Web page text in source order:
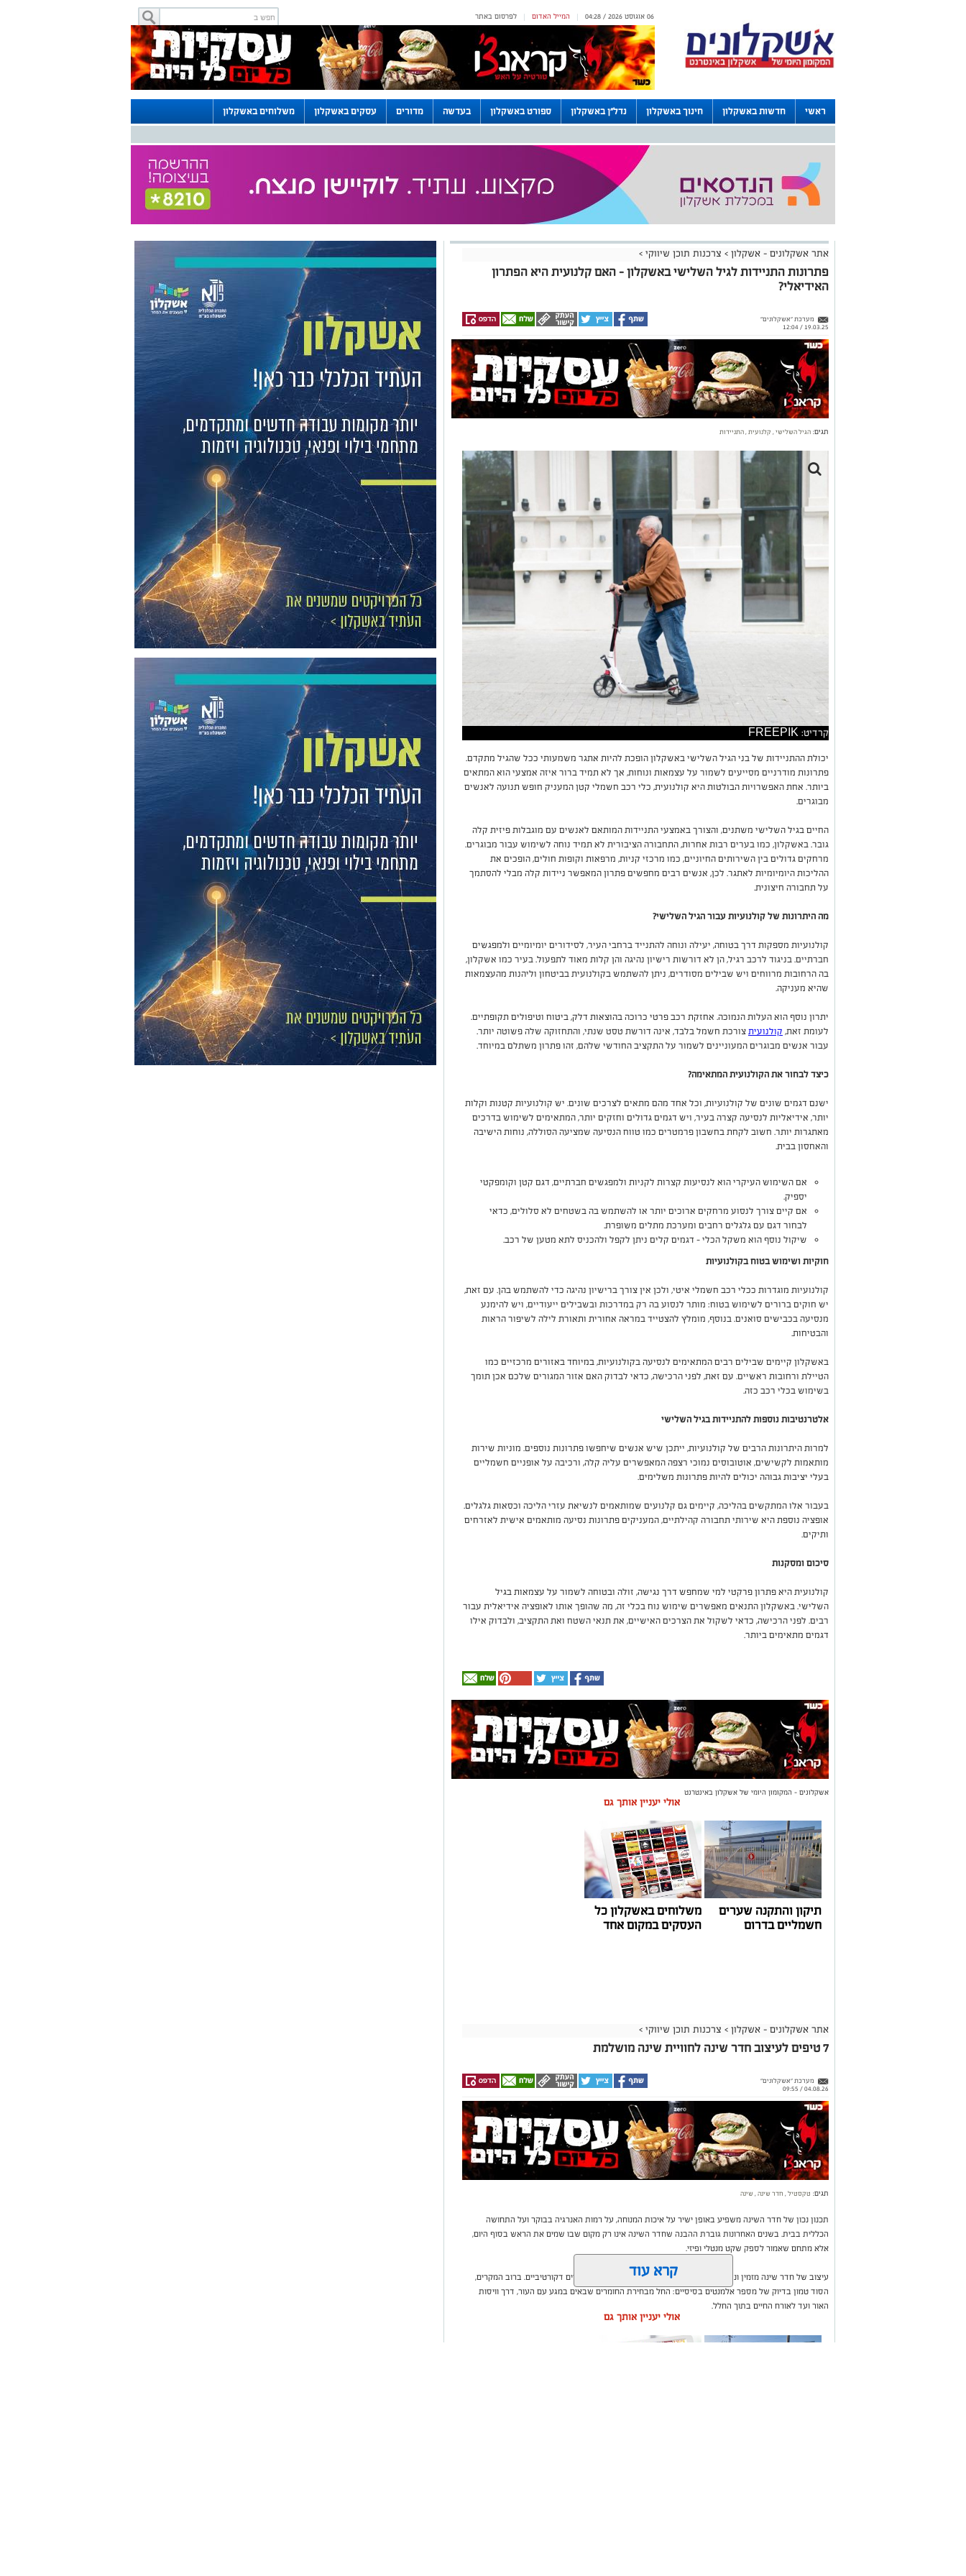
לפרסום באתר | המייל האדום | 06 אוגוסט 2026 / 04:28
ראשי חדשות באשקלון חינוך באשקלון נדל"ן באשקלון ספורט באשקלון בעדשה מדורים עסקים באשקלון משלוחים באשקלון
אתר אשקלונים - אשקלון > צרכנות תוכן שיווקי >
פתרונות התניידות לגיל השלישי באשקלון – האם קלנועית היא הפתרון
האידיאלי?
מערכת "אשקלונים"
19.03.25 / 12:04
תגים: הגיל השלישי, קלנועית,התניידות
קרדיט: FREEPIK
יכולת ההתניידות של בני הגיל השלישי באשקלון הופכת להיות אתגר משמעותי ככל שהגיל מתקדם.
פתרונות מודרניים מסייעים לשמור על עצמאות ונוחות, אך לא תמיד ברור איזה אמצעי הוא המתאים
ביותר. אחת האפשרויות הבולטות היא קולנועית, כלי רכב חשמלי קטן המעניק חופש תנועה לאנשים
מבוגרים.
החיים בגיל השלישי משתנים, והצורך באמצעי התניידות המותאם לאנשים עם מוגבלות פיזית קלה
גובר. באשקלון, כמו בערים רבות אחרות, התחבורה הציבורית לא תמיד נוחה לשימוש עבור מבוגרים.
מרחקים גדולים בין השירותים החיוניים, כמו מרכזי קניות, מרפאות וקופות חולים, הופכים את
ההליכות היומיומיות לאתגר. לכן, אנשים רבים מחפשים פתרון המאפשר ניידות קלה מבלי להסתמך
על תחבורה חיצונית.
מה היתרונות של קולנועיות עבור הגיל השלישי?
קולנועיות מספקות דרך בטוחה, יעילה ונוחה להתנייד ברחבי העיר, לסידורים יומיומיים ולמפגשים
חברתיים. בניגוד לרכב רגיל, הן לא דורשות רישיון נהיגה והן קלות מאוד לתפעול. בעיר כמו אשקלון,
בה הרחובות מרווחים ויש שבילים מסודרים, ניתן להשתמש בקולנועית בביטחון וליהנות מהעצמאות
שהיא מעניקה.
יתרון נוסף הוא העלות הנמוכה. אחזקת רכב פרטי כרוכה בהוצאות דלק, ביטוח וטיפולים תקופתיים.
לעומת זאת, קולנועיתצורכת חשמל בלבד, אינה דורשת טסט שנתי, והתחזוקה שלה פשוטה יותר.
עבור אנשים מבוגרים המעוניינים לשמור על התקציב החודשי שלהם, זהו פתרון משתלם במיוחד.
כיצד לבחור את הקולנועית המתאימה?
ישנם דגמים שונים של קולנועיות, וכל אחד מהם מתאים לצרכים שונים. יש קולנועיות קטנות וקלות
יותר, אידיאליות לנסיעה קצרה בעיר, ויש דגמים גדולים וחזקים יותר, המתאימים לשימוש בדרכים
מאתגרות יותר. חשוב לקחת בחשבון פרמטרים כמו טווח הנסיעה שמציעה הסוללה, נוחות הישיבה
והאחסון בבית.
אם השימוש העיקרי הוא לנסיעות קצרות לקניות ולמפגשים חברתיים, דגם קטן וקומפקטי
יספיק.
אם קיים צורך לנסוע מרחקים ארוכים יותר או להשתמש בה בשטחים לא סלולים, כדאי
לבחור דגם עם גלגלים רחבים ומערכת מתלים משופרת.
שיקול נוסף הוא משקל הכלי – דגמים קלים ניתן לקפל ולהכניס לתא מטען של רכב.
חוקיות ושימוש בטוח בקולנועיות
קולנועיות מוגדרות ככלי רכב חשמלי איטי, ולכן אין צורך ברישיון נהיגה כדי להשתמש בהן. עם זאת,
יש חוקים ברורים לשימוש בטוח: מותר לנסוע בה רק במדרכות ובשבילים ייעודיים, ויש להימנע
מנסיעה בכבישים סואנים. בנוסף, מומלץ להצטייד במראה אחורית ותאורת לילה לשיפור הראות
והבטיחות.
באשקלון קיימים שבילים רבים המתאימים לנסיעה בקולנועיות, במיוחד באזורים מרכזיים כמו
הטיילת ורחובות ראשיים. עם זאת, לפני הרכישה, כדאי לבדוק האם אזור המגורים שלכם אכן תומך
בשימוש בכלי רכב כזה.
אלטרנטיבות נוספות להתניידות בגיל השלישי
למרות היתרונות הרבים של קולנועיות, ייתכן שיש אנשים שיחפשו פתרונות נוספים. מוניות שירות
מותאמות לקשישים, אוטובוסים נמוכי רצפה המאפשרים עליה קלה, ורכיבה על אופניים חשמליים
בעלי יציבות גבוהה יכולים להיות פתרונות משלימים.
בעבור אלו המתקשים בהליכה, קיימים גם קלנועים שמותאמים לנשיאת עזרי הליכה וכסאות גלגלים.
אופציה נוספת היא שירותי תחבורה קהילתיים, המעניקים פתרונות נסיעה מותאמים אישית לאזרחים
ותיקים.
סיכום ומסקנות
קולנועית היא פתרון פרקטי למי שמחפש דרך נגישה, זולה ובטוחה לשמור על עצמאות בגיל
השלישי. באשקלון התנאים מאפשרים שימוש נוח בכלי זה, מה שהופך אותו לאופציה אידיאלית עבור
רבים. לפני הרכישה, כדאי לשקול את הצרכים האישיים, את תנאי השטח ואת התקציב, ולבדוק אילו
דגמים מתאימים ביותר.
אשקלונים - המקומון היומי של אשקלון באינטרנט
אולי יעניין אותך גם
תיקון והתקנה שערים
חשמליים בדרום
משלוחים באשקלון כל
העסקים במקום אחד
אתר אשקלונים - אשקלון > צרכנות תוכן שיווקי >
7 טיפים לעיצוב חדר שינה לחוויית שינה מושלמת
מערכת "אשקלונים"
04.08.26 / 09:55
תגים: טקסטיל, חדר שינה,שינה
תכנון נכון של חדר השינה משפיע באופן ישיר על איכות המנוחה, על רמות האנרגיה בבוקר ועל התחושה
הכללית בבית. בשנים האחרונות גוברת ההבנה שחדר השינה אינו רק מקום שבו שמים את הראש בסוף היום,
אלא מתחם שאמור לספק שקט מנטלי ופיזי.
עיצוב של חדר שינה מזמין ונעים אינו מצריך שיפוץ מאסיבי או עומס של פריטים דקורטיביים. ברוב המקרים,
הסוד טמון בדיוק של מספר אלמנטים בסיסיים: החל מבחירת החומרים שבאים במגע עם העור, דרך וויסות
האור ועד לאורח החיים בתוך החלל.
קרא עוד
אולי יעניין אותך גם